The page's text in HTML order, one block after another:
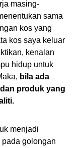
masing-
sama
kos yang
kos saya keluar
kenalan
hidup untuk
bila ada
produk yang
menjadi
golongan